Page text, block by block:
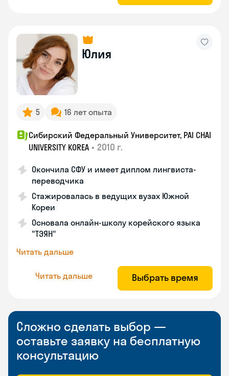
Юлия
5 16 лет опыта
Сибирский Федеральный Университет, PAI CHAI
UNIVERSITY KOREA • 2010 г.
Окончила СФУ и имеет диплом лингвиста-
переводчика
Стажировалась в ведущих вузах Южной
Кореи
Основала онлайн-школу корейского языка
"ТЭЯН"
Читать дальше
Читать дальше Выбрать время
Сложно сделать выбор —
оставьте заявку на бесплатную
консультацию